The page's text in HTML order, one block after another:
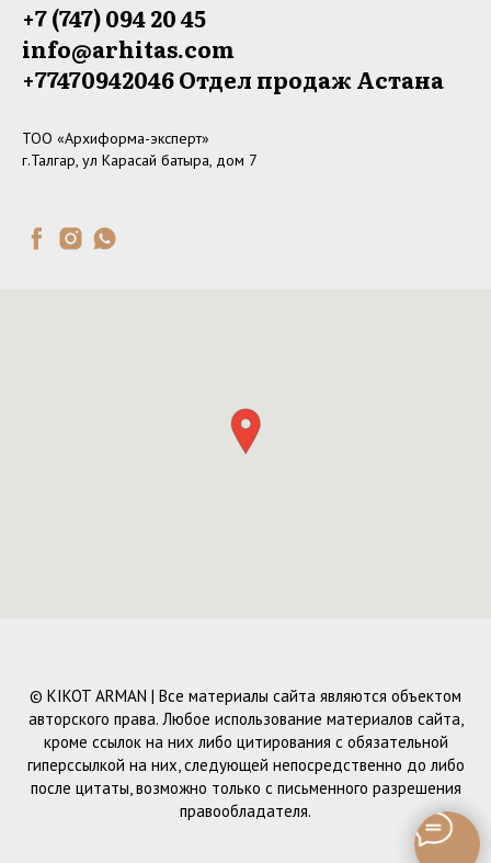
+7 (747) 094 20 45
info@arhitas.com
+77470942046‬ Отдел продаж Астана
ТОО «Архиформа-эксперт»
г.Талгар, ул Карасай батыра, дом 7
© KIKOT ARMAN | Все материалы сайта являются объектом
авторского права. Любое использование материалов сайта,
кроме ссылок на них либо цитирования с обязательной
гиперссылкой на них, следующей непосредственно до либо
после цитаты, возможно только с письменного разрешения
правообладателя.